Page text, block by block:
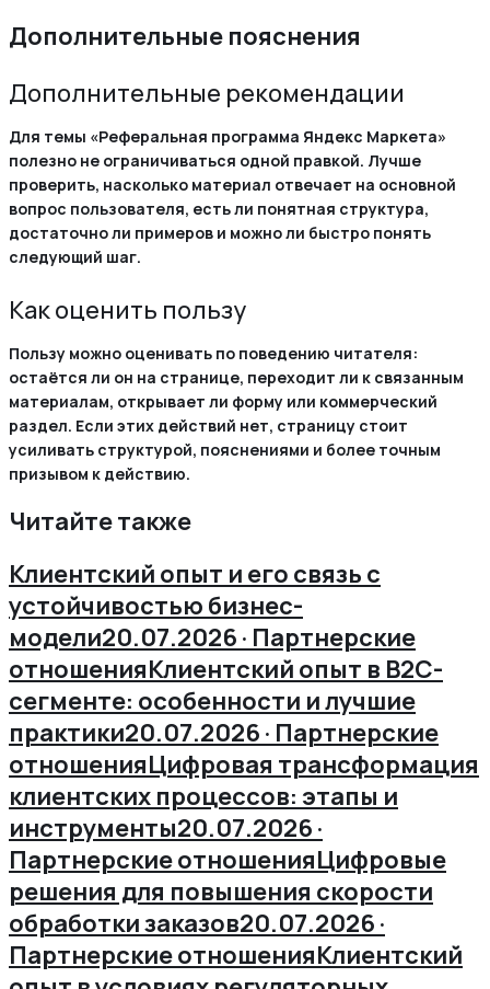
Дополнительные пояснения
Дополнительные рекомендации
Для темы «Реферальная программа Яндекс Маркета»
полезно не ограничиваться одной правкой. Лучше
проверить, насколько материал отвечает на основной
вопрос пользователя, есть ли понятная структура,
достаточно ли примеров и можно ли быстро понять
следующий шаг.
Как оценить пользу
Пользу можно оценивать по поведению читателя:
остаётся ли он на странице, переходит ли к связанным
материалам, открывает ли форму или коммерческий
раздел. Если этих действий нет, страницу стоит
усиливать структурой, пояснениями и более точным
призывом к действию.
Читайте также
Клиентский опыт и его связь с
устойчивостью бизнес-
модели20.07.2026 · Партнерские
отношенияКлиентский опыт в B2C-
сегменте: особенности и лучшие
практики20.07.2026 · Партнерские
отношенияЦифровая трансформация
клиентских процессов: этапы и
инструменты20.07.2026 ·
Партнерские отношенияЦифровые
решения для повышения скорости
обработки заказов20.07.2026 ·
Партнерские отношенияКлиентский